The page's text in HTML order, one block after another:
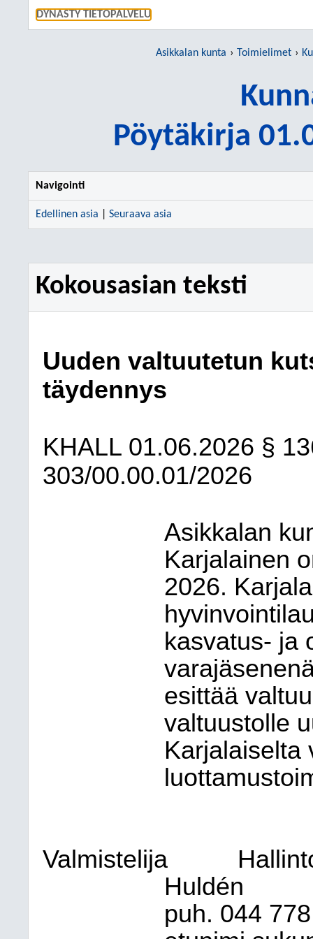
DYNASTY TIETOPALVELU
Asikkalan kunta Toimielimet
Pöytäkirja
Navigointi
Edellinen asia Seuraava asia
Kokousasian teksti
Uuden valtuutetun
täydennys
KHALL 01.06.2026 §
303/00.00.01/2026
Asikkalan
Karjalainen
2026.
kasvatus- ja
esittää
valtuustolle
Karjalaiselta
Valmistelija
Huldén
puh. 044